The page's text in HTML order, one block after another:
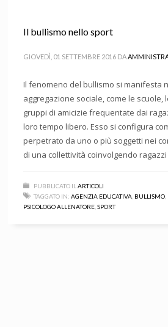
Il bullismo nello sport
GIOVEDÌ, 01 SETTEMBRE 2016 DA
Il fenomeno del bullismo si manifesta
aggregazione sociale, come le scuole,
gruppi di amicizie frequentate dai
loro tempo libero. Esso si configura
perpetrato da uno o più soggetti nei
di una collettività coinvolgendo
PUBBLICATO IL ARTICOLI
TAGGATO IN: AGENZIA EDUCATIVA BULLISMO
PSICOLOGO ALLENATORE SPORT